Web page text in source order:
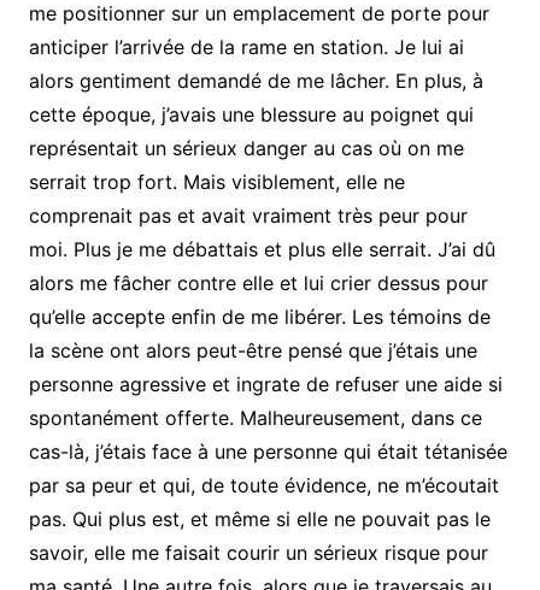
me positionner sur un emplacement de porte pour
anticiper l’arrivée de la rame en station. Je lui ai
alors gentiment demandé de me lâcher. En plus, à
cette époque, j’avais une blessure au poignet qui
représentait un sérieux danger au cas où on me
serrait trop fort. Mais visiblement, elle ne
comprenait pas et avait vraiment très peur pour
moi. Plus je me débattais et plus elle serrait. J’ai dû
alors me fâcher contre elle et lui crier dessus pour
qu’elle accepte enfin de me libérer. Les témoins de
la scène ont alors peut-être pensé que j’étais une
personne agressive et ingrate de refuser une aide si
spontanément offerte. Malheureusement, dans ce
cas-là, j’étais face à une personne qui était tétanisée
par sa peur et qui, de toute évidence, ne m’écoutait
pas. Qui plus est, et même si elle ne pouvait pas le
savoir, elle me faisait courir un sérieux risque pour